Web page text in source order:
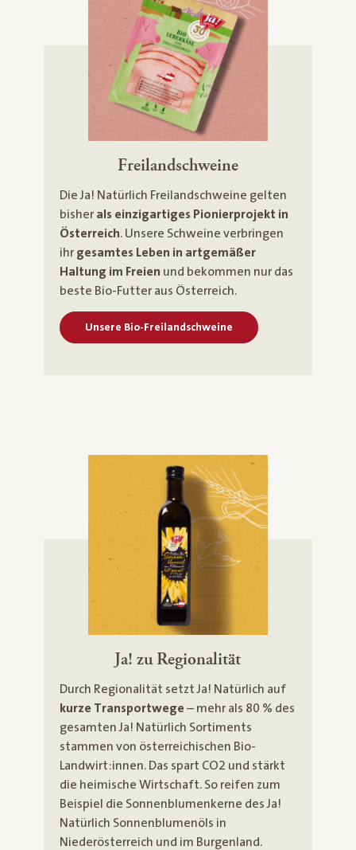
Freilandschweine
Die Ja! Natürlich Freilandschweine gelten
bisher als einzigartiges Pionierprojekt in
Österreich. Unsere Schweine verbringen
ihrgesamtes Leben in artgemäßer
Haltung im Freien und bekommen nur das
beste Bio-Futter aus Österreich.
Unsere Bio-Freilandschweine
Ja! zu Regionalität
Durch Regionalität setzt Ja! Natürlich auf
kurze Transportwege – mehr als 80 % des
gesamten Ja! Natürlich Sortiments
stammen von österreichischen Bio-
Landwirt:innen. Das spart CO2 und stärkt
die heimische Wirtschaft. So reifen zum
Beispiel die Sonnenblumenkerne des Ja!
Natürlich Sonnenblumenöls in
Niederösterreich und im Burgenland.